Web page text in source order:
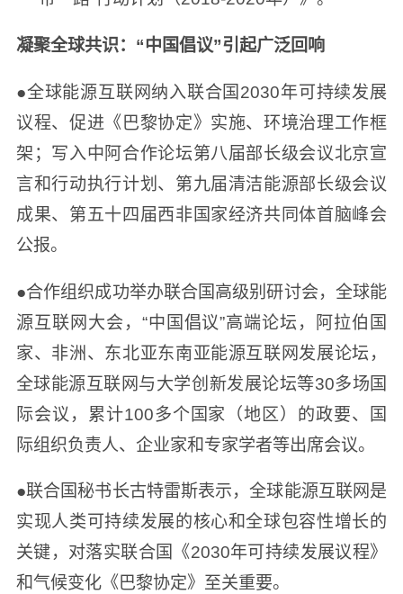
凝聚全球共识：“中国倡议”引起广泛回响
●全球能源互联网纳入联合国2030年可持续发展
议程、促进《巴黎协定》实施、环境治理工作框
架；写入中阿合作论坛第八届部长级会议北京宣
言和行动执行计划、第九届清洁能源部长级会议
成果、第五十四届西非国家经济共同体首脑峰会
公报。
●合作组织成功举办联合国高级别研讨会，全球能
源互联网大会，“中国倡议”高端论坛，阿拉伯国
家、非洲、东北亚东南亚能源互联网发展论坛，
全球能源互联网与大学创新发展论坛等30多场国
际会议，累计100多个国家（地区）的政要、国
际组织负责人、企业家和专家学者等出席会议。
●联合国秘书长古特雷斯表示，全球能源互联网是
实现人类可持续发展的核心和全球包容性增长的
关键，对落实联合国《2030年可持续发展议程》
和气候变化《巴黎协定》至关重要。